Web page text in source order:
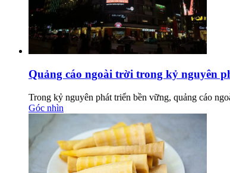
Quảng cáo ngoài trời trong kỷ nguyên
Trong kỷ nguyên phát triển bền vững, quảng cáo
Góc nhìn